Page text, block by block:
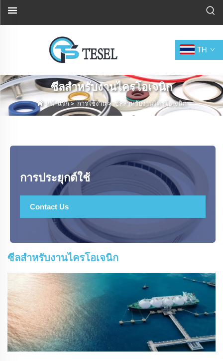
TH
ซีลสำหรับงานไครโอเจนิก
หน้าแรก> การใช้งาน>ซีลสำหรับงานไครโอเจนิก
การประยุกต์ใช้
Contact Us
ซีลสำหรับงานไครโอเจนิก